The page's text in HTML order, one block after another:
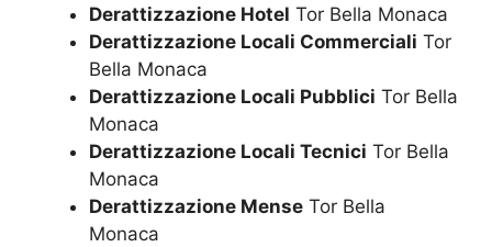
Derattizzazione Hotel Tor Bella Monaca
Derattizzazione Locali Commerciali Tor
Bella Monaca
Derattizzazione Locali Pubblici Tor Bella
Monaca
Derattizzazione Locali Tecnici Tor Bella
Monaca
Derattizzazione Mense Tor Bella
Monaca